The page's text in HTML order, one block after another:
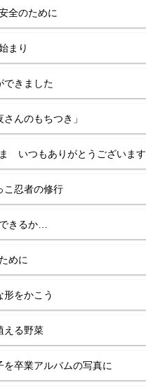
全のために
まり
きました
んのもちつき」
いつもありがとうございます
忍者の修行
きるか…
めに
をかこう
る野菜
卒業アルバムの写真に